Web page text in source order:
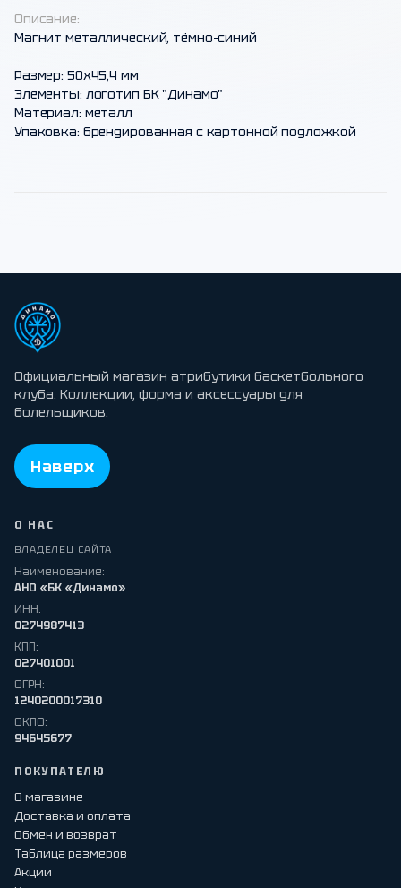
Описание:
Магнит металлический, тёмно-синий
Размер: 50х45,4 мм
Элементы: логотип БК "Динамо"
Материал: металл
Упаковка: брендированная с картонной подложкой
Официальный магазин атрибутики баскетбольного
клуба. Коллекции, форма и аксессуары для
болельщиков.
Наверх
О НАС
ВЛАДЕЛЕЦ САЙТА
Наименование:
АНО «БК «Динамо»
ИНН:
0274987413
КПП:
027401001
ОГРН:
1240200017310
ОКПО:
94645677
ПОКУПАТЕЛЮ
О магазине
Доставка и оплата
Обмен и возврат
Таблица размеров
Акции